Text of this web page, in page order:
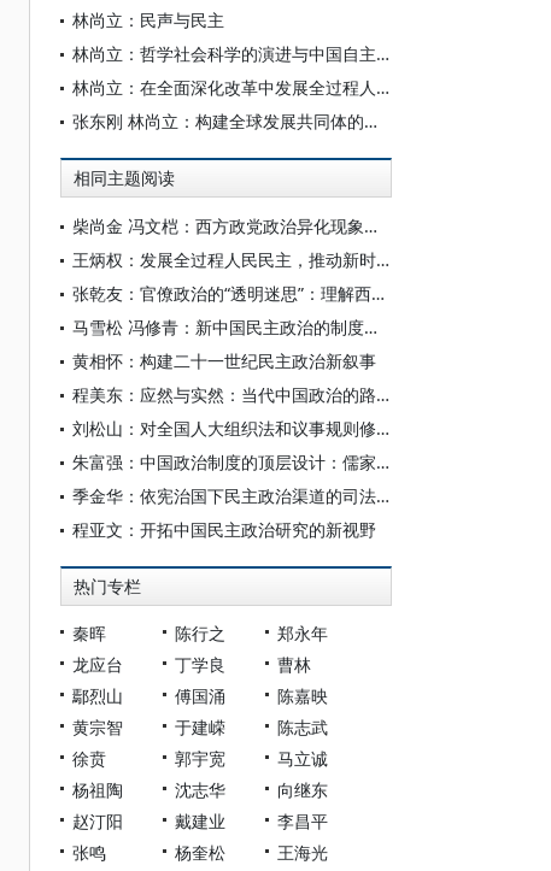
林尚立：民声与民主
林尚立：哲学社会科学的演进与中国自主知识体系的构建
林尚立：在全面深化改革中发展全过程人民民主
张东刚 林尚立：构建全球发展共同体的理论价值和实践意义
相同主题阅读
柴尚金 冯文桤：西方政党政治异化现象的多维探析
王炳权：发展全过程人民民主，推动新时代民主政治建设
张乾友：官僚政治的“透明迷思”：理解西方政治的一个视角
马雪松 冯修青：新中国民主政治的制度化：历程、优势与启示
黄相怀：构建二十一世纪民主政治新叙事
程美东：应然与实然：当代中国政治的路径选择
刘松山：对全国人大组织法和议事规则修正案（草案）的意见
朱富强：中国政治制度的顶层设计：儒家的四大民主制度安排
季金华：依宪治国下民主政治渠道的司法疏通理路
程亚文：开拓中国民主政治研究的新视野
热门专栏
秦晖 陈行之
郑永年
龙应台
丁学良
曹林
鄢烈山
傅国涌
陈嘉映
黄宗智
于建嵘
陈志武
徐贲
郭宇宽
马立诚
杨祖陶
沈志华
向继东
赵汀阳
戴建业
李昌平
张鸣
杨奎松
王海光